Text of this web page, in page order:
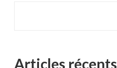
Articles récents